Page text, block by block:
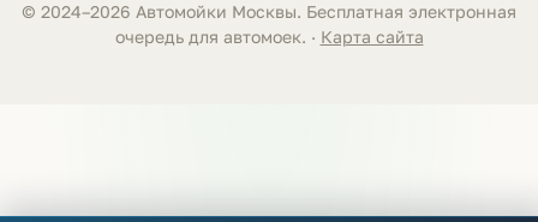
© 2024–2026 Автомойки Москвы. Бесплатная электронная
очередь для автомоек. · Карта сайта